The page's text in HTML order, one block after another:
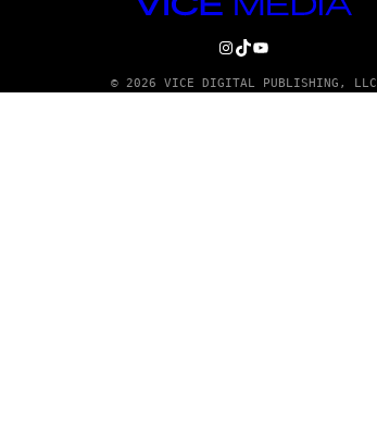
INSTAGRAM
TIKTOK
YOUTUBE
© 2026 VICE DIGITAL PUBLISHING, LLC